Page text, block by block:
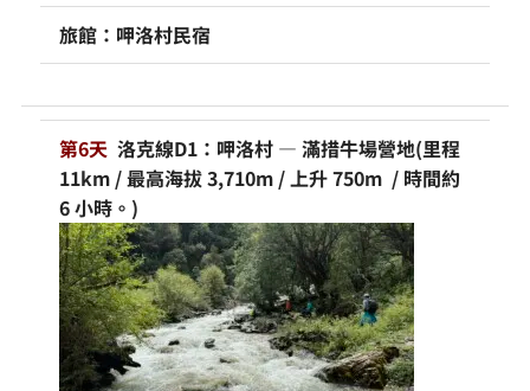
旅館：呷洛村民宿
第6天 洛克線D1：呷洛村 — 滿措牛場營地(里程
11km / 最高海拔 3,710m / 上升 750m / 時間約
6 小時。)